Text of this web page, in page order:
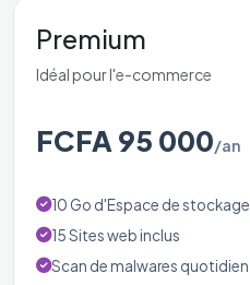
Premium
Idéal pour l'e-commerce
FCFA 95 000/an
10 Go d'Espace de stockage
15 Sites web inclus
Scan de malwares quotidien